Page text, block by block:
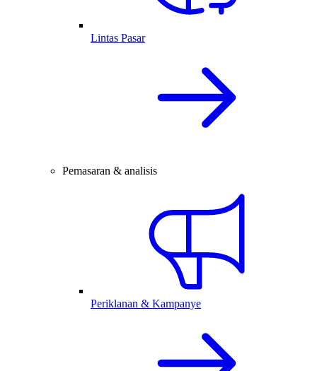
Lintas Pasar
Pemasaran & analisis
Periklanan & Kampanye